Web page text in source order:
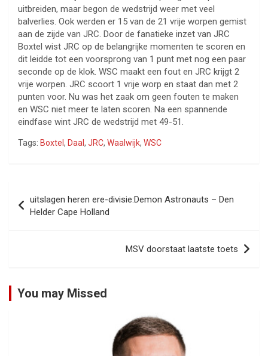
uitbreiden, maar begon de wedstrijd weer met veel
balverlies. Ook werden er 15 van de 21 vrije worpen gemist
aan de zijde van JRC. Door de fanatieke inzet van JRC
Boxtel wist JRC op de belangrijke momenten te scoren en
dit leidde tot een voorsprong van 1 punt met nog een paar
seconde op de klok. WSC maakt een fout en JRC krijgt 2
vrije worpen. JRC scoort 1 vrije worp en staat dan met 2
punten voor. Nu was het zaak om geen fouten te maken
en WSC niet meer te laten scoren. Na een spannende
eindfase wint JRC de wedstrijd met 49-51.
Tags: Boxtel , Daal, JRC, Waalwijk, WSC
navigatie
uitslagen heren ere-divisie:Demon Astronauts – Den
Helder Cape Holland
MSV doorstaat laatste toets
You may Missed